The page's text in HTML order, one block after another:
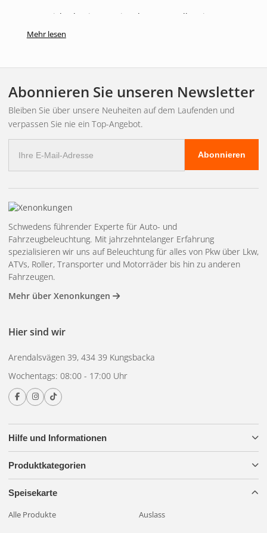
Entspricht den internationalen Versandbestimmungen
Vollständig tauchfähiges Design
Geringer Stromverbrauch
Sonstige / wichtige Informationen
Für die Steuerbordseite vorgesehen (grünes Licht)
Mehr lesen
Abonnieren Sie unseren Newsletter
Bleiben Sie über unsere Neuheiten auf dem Laufenden und
verpassen Sie nie ein Top-Angebot.
Mail
Adresse
Abonnieren
Hilfe und Informationen
Produktkategorien
Speisekarte
Alle Produkte Auslass
Schwedens führender Experte für Auto- und
Fahrzeugbeleuchtung. Mit jahrzehntelanger Erfahrung
spezialisieren wir uns auf Beleuchtung für alles von Pkw über Lkw,
ATVs, Roller, Transporter und Motorräder bis hin zu anderen
Fahrzeugen.
Mehr über Xenonkungen
Hier sind wir
Arendalsvägen 39, 434 39 Kungsbacka
Wochentags: 08:00 - 17:00 Uhr